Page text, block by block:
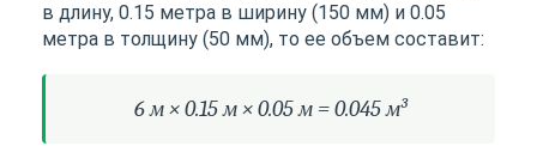
в длину, 0.15 метра в ширину (150 мм) и 0.05
метра в толщину (50 мм), то ее объем составит:
6 м × 0.15 м × 0.05 м = 0.045 м³